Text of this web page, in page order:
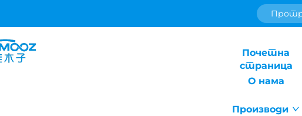
Почетна
страница
О нама
Производи